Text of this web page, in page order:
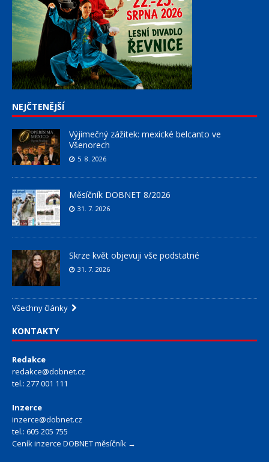
NEJČTENĚJŠÍ
Výjimečný zážitek: mexické belcanto ve
Všenorech
5. 8. 2026
Měsíčník DOBNET 8/2026
31. 7. 2026
Skrze květ objevuji vše podstatné
31. 7. 2026
Všechny články
KONTAKTY
Redakce
redakce@dobnet.cz
tel.: 277 001 111
Inzerce
inzerce@dobnet.cz
tel.: 605 205 755
Ceník inzerce DOBNET měsíčník →